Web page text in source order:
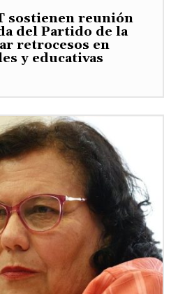
sostienen reunión
del Partido de la
retrocesos en
y educativas